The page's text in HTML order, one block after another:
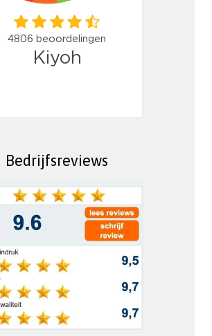
Bedrijfsreviews